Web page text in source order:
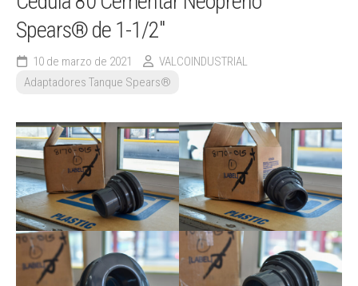
Spears® de 1-1/2″
10 de marzo de 2021
VALCOINDUSTRIAL
Adaptadores Tanque Spears®